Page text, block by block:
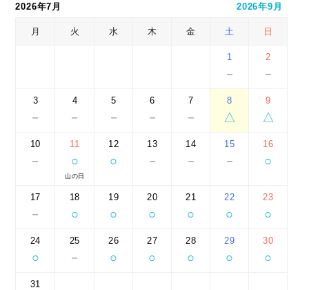
2026年7月
2026年9月
月 火 水 木 金 土 日
1
－
2
－
3
－
4
－
5
－
6
－
7
－
8
△
9
△
10
－
11
○
山の日
12
○
13
－
14
－
15
－
16
○
17
－
18
○
19
○
20
○
21
○
22
○
23
○
24
○
25
－
26
○
27
○
28
○
29
○
30
○
31